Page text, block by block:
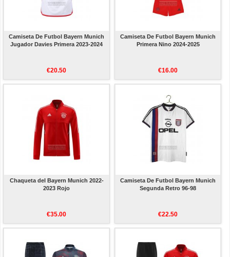
Camiseta De Futbol Bayern Munich
Jugador Davies Primera 2023-2024
€20.50
Camiseta De Futbol Bayern Munich
Primera Nino 2024-2025
€16.00
Chaqueta del Bayern Munich 2022-
2023 Rojo
€35.00
Camiseta De Futbol Bayern Munich
Segunda Retro 96-98
€22.50